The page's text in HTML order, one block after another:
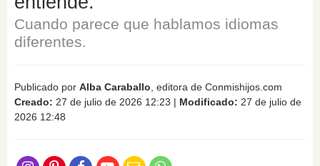
Cuando parece que hablamos idiomas
diferentes.
Publicado por Alba Caraballo , editora de Conmishijos.com
Creado: 27 de julio de 2026 12:23 | Modificado: 27 de julio de
2026 12:48